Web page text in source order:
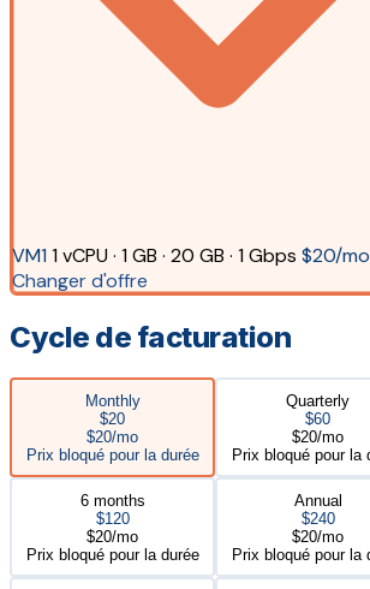
VM1 1 vCPU · 1 GB · 20 GB · 1 Gbps $20/mo
Changer d'offre
Cycle de facturation
Monthly
$20
$20/mo
Prix bloqué pour la durée
Quarterly
$60
$20/mo
Prix bloqué pour la
6 months
$120
$20/mo
Prix bloqué pour la durée
Annual
$240
$20/mo
Prix bloqué pour la